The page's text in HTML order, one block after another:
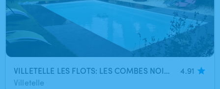
VILLETELLE LES FLOTS: LES COMBES NOIRES à 8kms de Lunel entre Montpellier et Nîmes
4.91
Villetelle